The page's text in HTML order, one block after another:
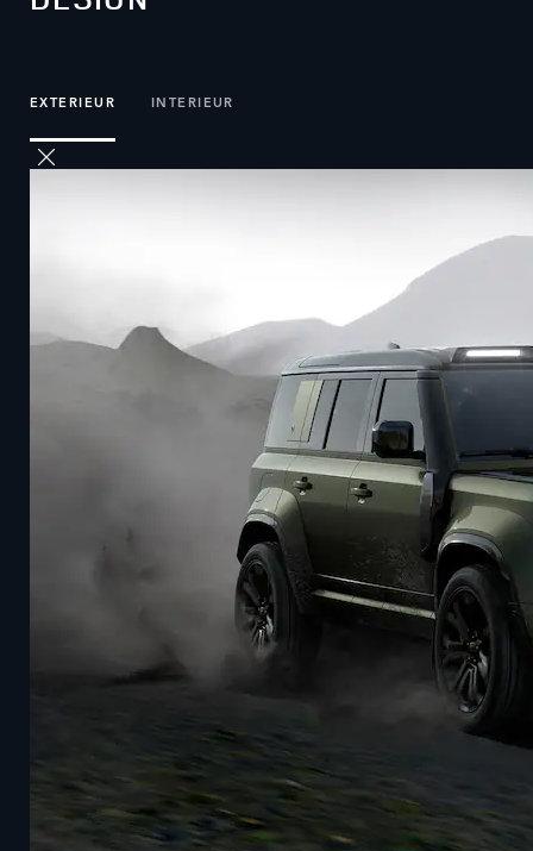
EXTERIEUR INTERIEUR